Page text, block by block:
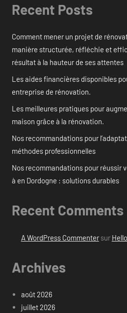
Recent Posts
Comment mener un projet de
manière structurée, réfléchie et
résultat à la hauteur de ses attentes
Les aides financières disponibles
entreprise de rénovation.
Les meilleures pratiques pour
maison grâce à la rénovation.
Nos recommandations pour
méthodes professionnelles
Nos recommandations pour réussir
à en Dordogne : solutions durables
Recent Comments
A WordPress Commentersur
Archives
août 2026
juillet 2026